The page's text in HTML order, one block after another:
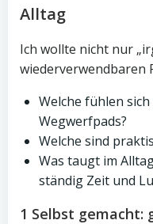
Alltag
Ich wollte nicht nur
wiederverwendbaren
Welche fühlen
Wegwerfpads?
Welche sind
Was taugt im
ständig Zeit und
1 Selbst gemacht: